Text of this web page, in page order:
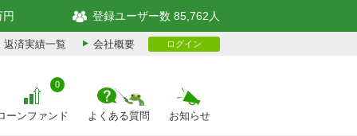
円 登録ユーザー数 85,762人
返済実績一覧 会社概要 ログイン
ーンファンド
0
よくある質問 お知らせ